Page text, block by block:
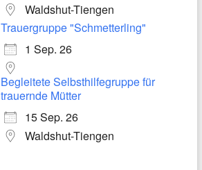
Waldshut-Tiengen
Trauergruppe "Schmetterling"
1 Sep. 26
Begleitete Selbsthilfegruppe für
trauernde Mütter
15 Sep. 26
Waldshut-Tiengen